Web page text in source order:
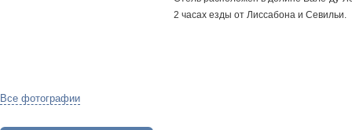
Все фотографии
2 часах езды от Лиссабона и Севильи.